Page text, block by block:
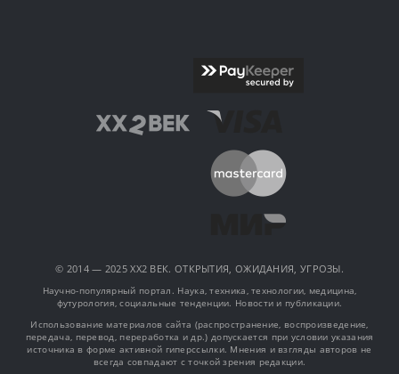
© 2014 — 2025 XX2 ВЕК. ОТКРЫТИЯ, ОЖИДАНИЯ, УГРОЗЫ.
Научно-популярный портал. Наука, техника, технологии, медицина,
футурология, социальные тенденции. Новости и публикации.
Использование материалов сайта (распространение, воспроизведение,
передача, перевод, переработка и др.) допускается при условии указания
источника в форме активной гиперссылки. Мнения и взгляды авторов не
всегда совпадают с точкой зрения редакции.